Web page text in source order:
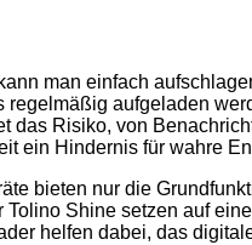
man einfach
aufgeladen
das Risiko, von
ein Hindernis für wahre
bieten nur die
Shine setzen auf
helfen dabei, das